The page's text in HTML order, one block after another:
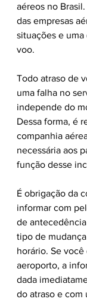
aéreos no
das empresas
situações e uma
voo.
Todo atraso de
uma falha no
independe do
Dessa forma, é
companhia
necessária aos
função desse
É obrigação da
informar com
de
tipo de
horário. Se
aeroporto, a
dada
do atraso e com